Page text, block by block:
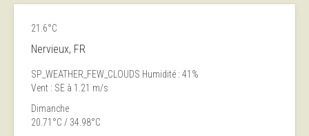
21.6°C
Nervieux, FR
SP_WEATHER_FEW_CLOUDS Humidité : 41%
Vent : SE à 1.21 m/s
Dimanche
20.71°C / 34.98°C